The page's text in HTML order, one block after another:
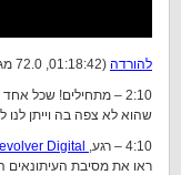
להורדה (01:18:42, 72.0 מגה)
2:10 – מתחילים! שכל
שהוא לא צפה בה וייתן לנו
4:10 – רגע,
ראו את מסיבת העיתונאים